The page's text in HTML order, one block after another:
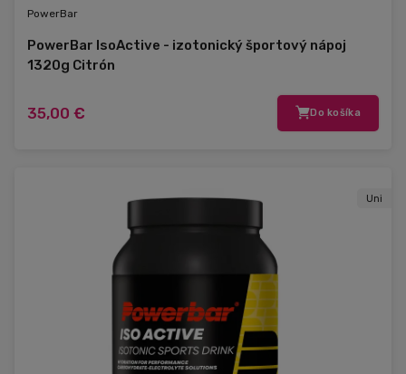
PowerBar
PowerBar IsoActive - izotonický športový nápoj
1320g Citrón
35,00 € Do košíka
Uni